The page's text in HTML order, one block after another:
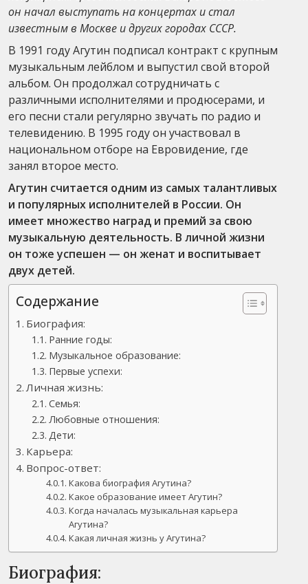
он начал выступать на концертах и стал
известным в Москве и других городах СССР.
В 1991 году Агутин подписал контракт с крупным
музыкальным лейблом и выпустил свой второй
альбом. Он продолжал сотрудничать с
различными исполнителями и продюсерами, и
его песни стали регулярно звучать по радио и
телевидению. В 1995 году он участвовал в
национальном отборе на Евровидение, где
занял второе место.
Агутин считается одним из самых талантливых
и популярных исполнителей в России. Он
имеет множество наград и премий за свою
музыкальную деятельность. В личной жизни
он тоже успешен — он женат и воспитывает
двух детей.
Содержание
Биография:
Ранние годы:
Музыкальное образование:
Первые успехи:
Личная жизнь:
Семья:
Любовные отношения:
Дети:
Карьера:
Вопрос-ответ:
Какова биография Агутина?
Какое образование имеет Агутин?
Когда началась музыкальная карьера
Агутина?
Какая личная жизнь у Агутина?
Биография: